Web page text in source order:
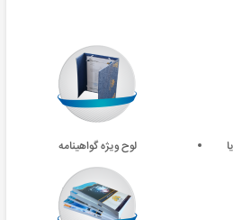
لوح ویژه گواهینامه